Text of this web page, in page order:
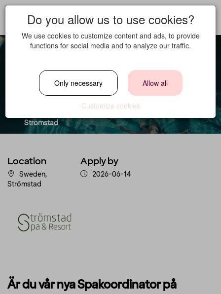
Spakoordinator
Strömstad
Location
Sweden,
Strömstad
Apply by
2026-06-14
Är du vår nya Spakoordinator på
Do you allow us to use cookies?
We use cookies to customize content and ads, to provide
functions for social media and to analyze our traffic.
Only necessary Allow all
Customize cookies